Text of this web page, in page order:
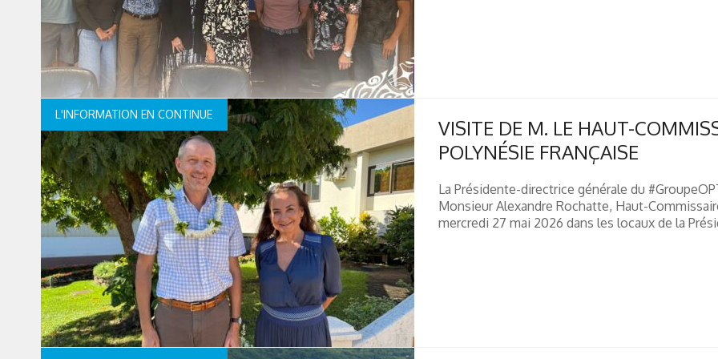
L'INFORMATION EN CONTINUE
VISITE DE M. LE HAUT-
POLYNÉSIE FRANÇAISE
La Présidente-directrice générale du
Monsieur Alexandre Rochatte, Haut-
mercredi 27 mai 2026 dans les locaux de la